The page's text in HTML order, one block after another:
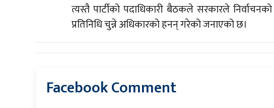
त्यस्तै पार्टीको पदाधिकारी बैठकले सरकारले
प्रतिनिधि चुन्ने अधिकारको हनन् गरेको जनाएको छ।
Facebook Comment